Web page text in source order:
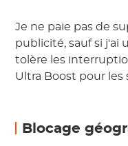
Je ne paie pas de
publicité, sauf si j'ai
tolère les
Ultra Boost pour les
Blocage